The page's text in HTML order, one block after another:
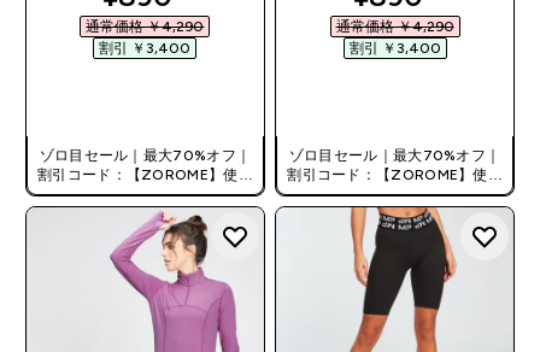
通常価格 ￥4,290‎
割引 ￥3,400‎
ゾロ目セール｜最大70%オフ｜
割引コード：【ZOROME】使用
で追加10%オフ！
通常価格 ￥4,290‎
割引 ￥3,400‎
ゾロ目セール｜最大70%オフ｜
割引コード：【ZOROME】使用
で追加10%オフ！